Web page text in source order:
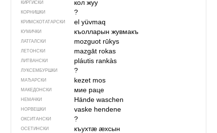
КИРГИСКИ кол жуу
КОРНИШКИ ?
КРИМСКОТАТАРСКИ el yüvmaq
КУМИЧКИ къолларын жувмакъ
ЛАТГАЛСКИ mozguot rūkys
ЛЕТОНСКИ mazgāt rokas
ЛИТВАНСКИ pláutis rankàs
ЛУКСЕМБУРШКИ ?
МАЂАРСКИ kezet mos
МАКЕДОНСКИ мие раце
НЕМАЧКИ Hände waschen
НОРВЕШКИ vaske hendene
ОКСИТАНСКИ ?
ОСЕТИНСКИ къухтӕ ӕхсын